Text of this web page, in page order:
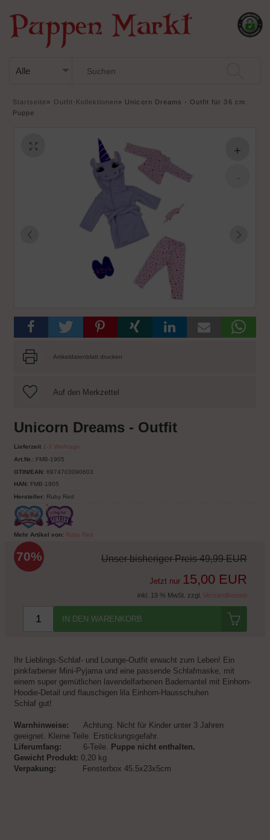
Startseite » Outfit-Kollektionen » Unicorn Dreams - Outfit für 36 cm
Puppe
Artikeldatenblatt drucken
Unicorn Dreams - Outfit
Lieferzeit 2-3 Werktage
Art.Nr.: FMB-1905
GTIN/EAN: 6974703090603
HAN: FMB-1905
Hersteller: Ruby Red
Mehr Artikel von: Ruby Red
Unser bisheriger Preis49,99 EUR
Jetzt nur 15,00 EUR
70%
inkl. 19 % MwSt. zzgl. Versandkosten
IN DEN WARENKORB
Ihr Lieblings-Schlaf- und Lounge-Outfit erwacht zum Leben! Ein
pinkfarbener Mini-Pyjama und eine passende Schlafmaske, mit
einem super gemütlichen lavendelfarbenen Bademantel mit Einhorn-
Hoodie-Detail und flauschigen lila Einhorn-Hausschuhen
Schlaf gut!
Warnhinweise: Achtung. Nicht für Kinder unter 3 Jahren
geeignet. Kleine Teile. Erstickungsgefahr.
Liferumfang: 6-Teile. Puppe nicht enthalten.
Gewicht Produkt: 0,20 kg
Verpakung: Fensterbox 45.5x23x5cm